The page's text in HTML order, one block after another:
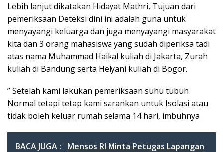
Lebih lanjut dikatakan Hidayat Mathri, Tujuan dari
pemeriksaan Deteksi dini ini adalah guna untuk
menyayangi keluarga dan juga menyayangi masyarakat
kita dan 3 orang mahasiswa yang sudah diperiksa tadi
atas nama Muhammad Haikal kuliah di Jakarta, Zurah
kuliah di Bandung serta Helyani kuliah di Bogor.
” Setelah kami lakukan pemeriksaan suhu tubuh
Normal tetapi tetap kami sarankan untuk Isolasi atau
tidak boleh keluar rumah selama 14 hari, imbuhnya
BACA JUGA :
Mensos RI Minta Petugas Lapangan